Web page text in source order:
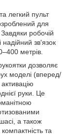
легкий пульт
для
робочій
надійний зв'язок
метрів.
дозволяє
моделі (вперед/
руки. Це
а також
та